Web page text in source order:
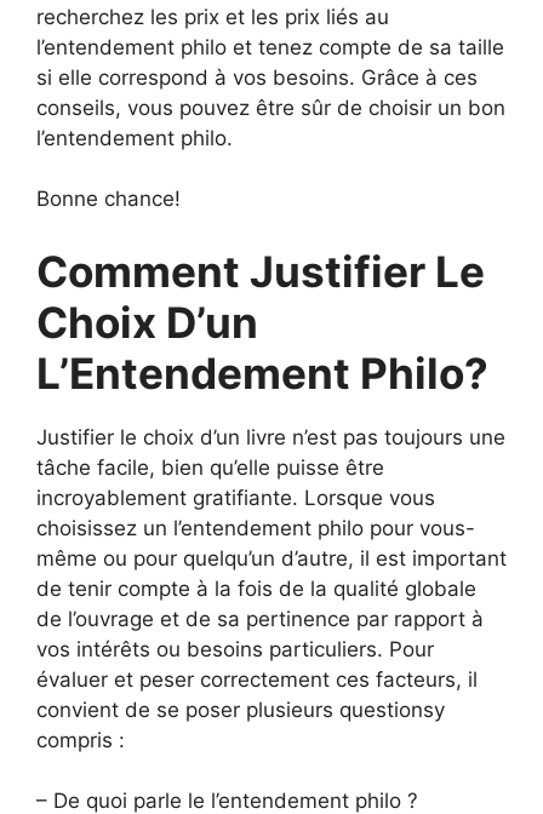
recherchez les prix et les prix liés au
l’entendement philo et tenez compte de sa taille
si elle correspond à vos besoins. Grâce à ces
conseils, vous pouvez être sûr de choisir un bon
l’entendement philo.
Bonne chance!
Comment Justifier Le
Choix D’un
L’Entendement Philo?
Justifier le choix d’un livre n’est pas toujours une
tâche facile, bien qu’elle puisse être
incroyablement gratifiante. Lorsque vous
choisissez un l’entendement philo pour vous-
même ou pour quelqu’un d’autre, il est important
de tenir compte à la fois de la qualité globale
de l’ouvrage et de sa pertinence par rapport à
vos intérêts ou besoins particuliers. Pour
évaluer et peser correctement ces facteurs, il
convient de se poser plusieurs questionsy
compris :
– De quoi parle le l’entendement philo ?